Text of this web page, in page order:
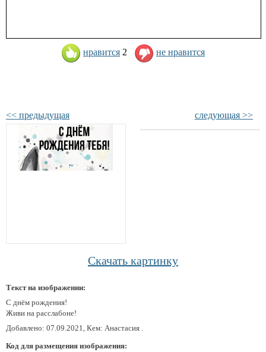
нравится 2 не нравится
<< предыдущая следующая >>
Скачать картинку
Текст на изображении:
С днём рождения!
Живи на расслабоне!
Добавлено: 07.09.2021, Кем: Анастасия .
Код для размещения изображения: